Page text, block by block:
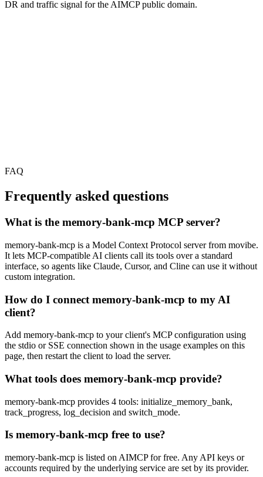
DR and traffic signal for the AIMCP public domain.
FAQ
Frequently asked questions
What is the memory-bank-mcp MCP server?
memory-bank-mcp is a Model Context Protocol server from movibe.
It lets MCP-compatible AI clients call its tools over a standard
interface, so agents like Claude, Cursor, and Cline can use it without
custom integration.
How do I connect memory-bank-mcp to my AI
client?
Add memory-bank-mcp to your client's MCP configuration using
the stdio or SSE connection shown in the usage examples on this
page, then restart the client to load the server.
What tools does memory-bank-mcp provide?
memory-bank-mcp provides 4 tools: initialize_memory_bank,
track_progress, log_decision and switch_mode.
Is memory-bank-mcp free to use?
memory-bank-mcp is listed on AIMCP for free. Any API keys or
accounts required by the underlying service are set by its provider.